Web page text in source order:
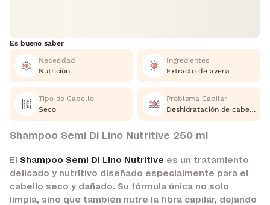
Es bueno saber
Necesidad
Nutrición
Ingredientes
Extracto de avena
Tipo de Cabello
Seco
Problema Capilar
Deshidratación de cabello
Shampoo Semi Di Lino Nutritive 250 ml
El Shampoo Semi Di Lino Nutritive es un tratamiento
delicado y nutritivo diseñado especialmente para el
cabello seco y dañado. Su fórmula única no solo
limpia, sino que también nutre la fibra capilar, dejando